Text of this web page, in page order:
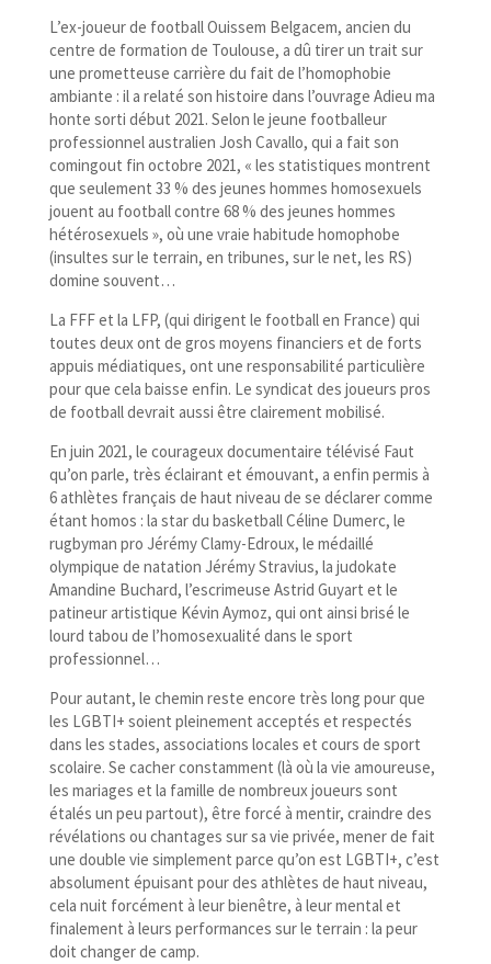
L’ex-joueur de football Ouissem Belgacem, ancien du
centre de formation de Toulouse, a dû tirer un trait sur
une prometteuse carrière du fait de l’homophobie
ambiante : il a relaté son histoire dans l’ouvrage Adieu ma
honte sorti début 2021. Selon le jeune footballeur
professionnel australien Josh Cavallo, qui a fait son
comingout fin octobre 2021, « les statistiques montrent
que seulement 33 % des jeunes hommes homosexuels
jouent au football contre 68 % des jeunes hommes
hétérosexuels », où une vraie habitude homophobe
(insultes sur le terrain, en tribunes, sur le net, les RS)
domine souvent…
La FFF et la LFP, (qui dirigent le football en France) qui
toutes deux ont de gros moyens financiers et de forts
appuis médiatiques, ont une responsabilité particulière
pour que cela baisse enfin. Le syndicat des joueurs pros
de football devrait aussi être clairement mobilisé.
En juin 2021, le courageux documentaire télévisé Faut
qu’on parle, très éclairant et émouvant, a enfin permis à
6 athlètes français de haut niveau de se déclarer comme
étant homos : la star du basketball Céline Dumerc, le
rugbyman pro Jérémy Clamy-​Edroux, le médaillé
olympique de natation Jérémy Stravius, la judokate
Amandine Buchard, l’escrimeuse Astrid Guyart et le
patineur artistique Kévin Aymoz, qui ont ainsi brisé le
lourd tabou de l’homosexualité dans le sport
professionnel…
Pour autant, le chemin reste encore très long pour que
les LGBTI+ soient pleinement acceptés et respectés
dans les stades, associations locales et cours de sport
scolaire. Se cacher constamment (là où la vie amoureuse,
les mariages et la famille de nombreux joueurs sont
étalés un peu partout), être forcé à mentir, craindre des
révélations ou chantages sur sa vie privée, mener de fait
une double vie simplement parce qu’on est LGBTI+, c’est
absolument épuisant pour des athlètes de haut niveau,
cela nuit forcément à leur bienêtre, à leur mental et
finalement à leurs performances sur le terrain : la peur
doit changer de camp.